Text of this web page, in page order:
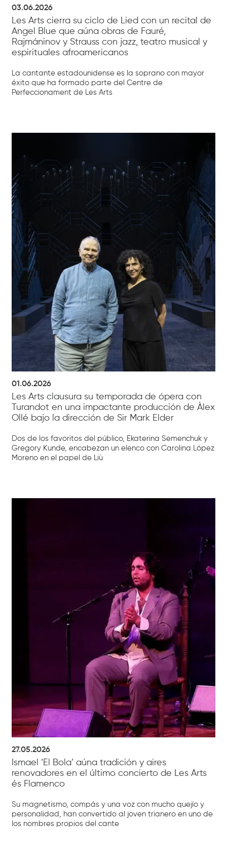
03.06.2026
Les Arts cierra su ciclo de Lied con un recital de
Angel Blue que aúna obras de Fauré,
Rajmáninov y Strauss con jazz, teatro musical y
espirituales afroamericanos
La cantante estadounidense es la soprano con mayor
éxito que ha formado parte del Centre de
Perfeccionament de Les Arts
01.06.2026
Les Arts clausura su temporada de ópera con
Turandot en una impactante producción de Àlex
Ollé bajo la dirección de Sir Mark Elder
Dos de los favoritos del público, Ekaterina Semenchuk y
Gregory Kunde, encabezan un elenco con Carolina López
Moreno en el papel de Liù
27.05.2026
Ismael ‘El Bola’ aúna tradición y aires
renovadores en el último concierto de Les Arts
és Flamenco
Su magnetismo, compás y una voz con mucho quejío y
personalidad, han convertido al joven trianero en uno de
los nombres propios del cante